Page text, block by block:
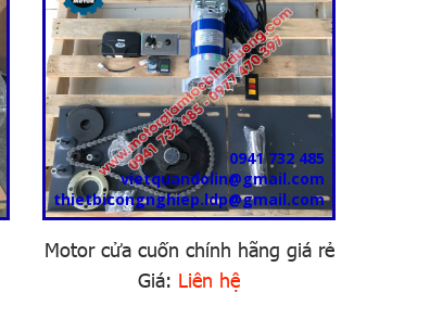
0941 732 485
vietquandolin@gmail.com
thietbicongnghiep.ldp@gmail.com
Motor cửa cuốn chính hãng giá rẻ
Giá: Liên hệ